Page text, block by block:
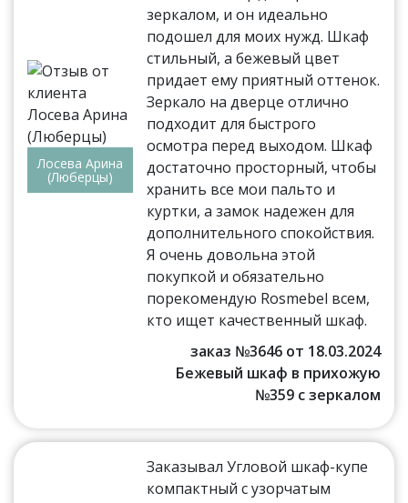
Лосева Арина
(Люберцы)
зеркалом, и он идеально
подошел для моих нужд. Шкаф
стильный, а бежевый цвет
придает ему приятный оттенок.
Зеркало на дверце отлично
подходит для быстрого
осмотра перед выходом. Шкаф
достаточно просторный, чтобы
хранить все мои пальто и
куртки, а замок надежен для
дополнительного спокойствия.
Я очень довольна этой
покупкой и обязательно
порекомендую Rosmebel всем,
кто ищет качественный шкаф.
заказ №3646 от 18.03.2024
Бежевый шкаф в прихожую
№359 с зеркалом
Заказывал Угловой шкаф-купе
компактный с узорчатым